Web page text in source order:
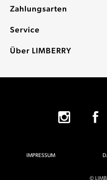
Zahlungsarten
Service
Über LIMBERRY
IMPRESSUM